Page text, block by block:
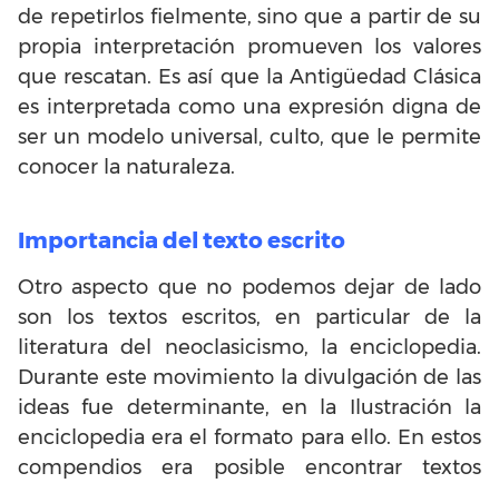
de repetirlos fielmente, sino que a partir de su
propia interpretación promueven los valores
que rescatan. Es así que la Antigüedad Clásica
es interpretada como una expresión digna de
ser un modelo universal, culto, que le permite
conocer la naturaleza.
Importancia del texto escrito
Otro aspecto que no podemos dejar de lado
son los textos escritos, en particular de la
literatura del neoclasicismo, la enciclopedia.
Durante este movimiento la divulgación de las
ideas fue determinante, en la Ilustración la
enciclopedia era el formato para ello. En estos
compendios era posible encontrar textos